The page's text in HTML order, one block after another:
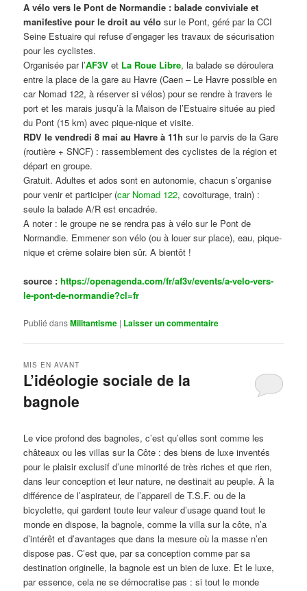
A vélo vers le Pont de Normandie : balade conviviale et
manifestive pour le droit au vélo sur le Pont, géré par la CCI
Seine Estuaire qui refuse d’engager les travaux de sécurisation
pour les cyclistes.
Organisée par l’AF3V et La Roue Libre, la balade se déroulera
entre la place de la gare au Havre (Caen – Le Havre possible en
car Nomad 122, à réserver si vélos) pour se rendre à travers le
port et les marais jusqu’à la Maison de l’Estuaire située au pied
du Pont (15 km) avec pique-nique et visite.
RDV le vendredi 8 mai au Havre à 11h sur le parvis de la Gare
(routière + SNCF) : rassemblement des cyclistes de la région et
départ en groupe.
Gratuit. Adultes et ados sont en autonomie, chacun s’organise
pour venir et participer (car Nomad 122, covoiturage, train) :
seule la balade A/R est encadrée.
A noter : le groupe ne se rendra pas à vélo sur le Pont de
Normandie. Emmener son vélo (ou à louer sur place), eau, pique-
nique et crème solaire bien sûr. A bientôt !
source :https://openagenda.com/fr/af3v/events/a-velo-vers-
le-pont-de-normandie?cl=fr
Publié dansMilitantisme | Laisser un commentaire
L’idéologie sociale de la
bagnole
MIS EN AVANT
Le vice profond des bagnoles, c’est qu’elles sont comme les
châteaux ou les villas sur la Côte : des biens de luxe inventés
pour le plaisir exclusif d’une minorité de très riches et que rien,
dans leur conception et leur nature, ne destinait au peuple. À la
différence de l’aspirateur, de l’appareil de T.S.F. ou de la
bicyclette, qui gardent toute leur valeur d’usage quand tout le
monde en dispose, la bagnole, comme la villa sur la côte, n’a
d’intérêt et d’avantages que dans la mesure où la masse n’en
dispose pas. C’est que, par sa conception comme par sa
destination originelle, la bagnole est un bien de luxe. Et le luxe,
par essence, cela ne se démocratise pas : si tout le monde